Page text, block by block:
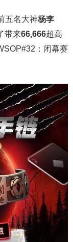
五名大神杨李
带来66,666超高
：闭幕赛